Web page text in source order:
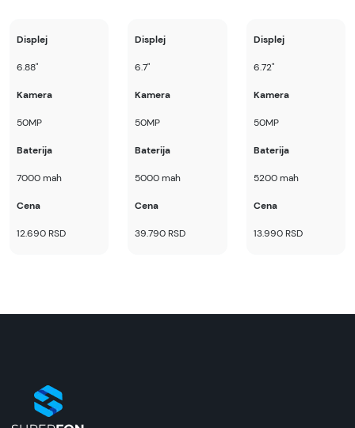
Napomena:
artikala budu što tačnije i detaljnije ali ne može
da garantuje da su svi podaci apsolutno ispravni.
Displej
6.88"
Kamera
50MP
Baterija
7000 mah
Cena
12.690 RSD
Displej
6.7"
Kamera
50MP
Baterija
5000 mah
Cena
39.790 RSD
Displej
6.72"
Kamera
50MP
Baterija
5200 mah
Cena
13.990 RSD